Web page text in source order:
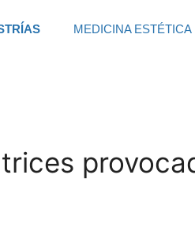
MEDICINA ESTÉTICA